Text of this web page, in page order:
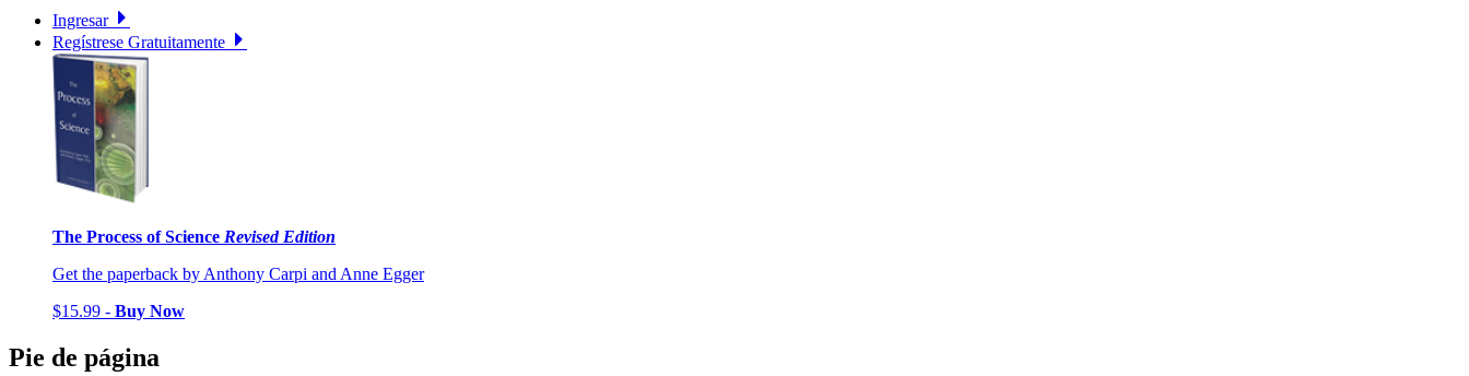
Ingresar
Regístrese Gratuitamente
The Process of Science Revised Edition
Get the paperback by Anthony Carpi and Anne Egger
$15.99 - Buy Now
Pie de página